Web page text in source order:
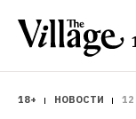
18+ НОВОСТИ